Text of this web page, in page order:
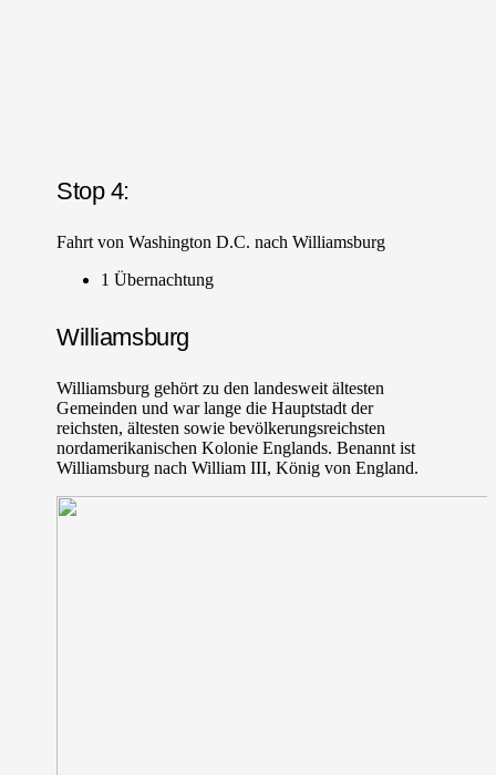
Stop 4:
Fahrt von Washington D.C. nach Williamsburg
1 Übernachtung
Williamsburg
Williamsburg gehört zu den landesweit ältesten
Gemeinden und war lange die Hauptstadt der
reichsten, ältesten sowie bevölkerungsreichsten
nordamerikanischen Kolonie Englands. Benannt ist
Williamsburg nach William III, König von England.